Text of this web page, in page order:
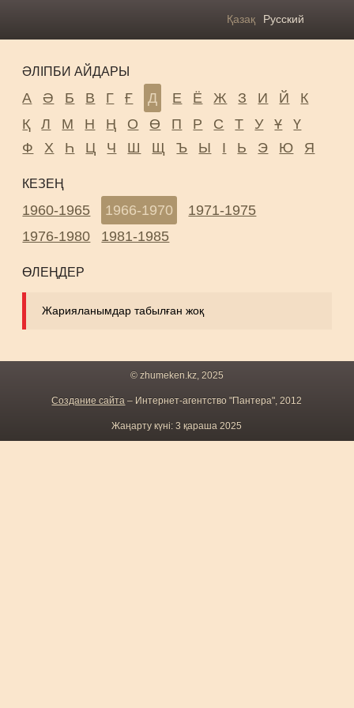
Қазақ Русский
ӘЛІПБИ АЙДАРЫ
А Ә Б В Г Ғ Д Е Ё Ж З И Й
К
Қ
Л М Н Ң О Ө П Р С Т У Ұ
Ү
Ф
Х Һ Ц Ч Ш Щ Ъ Ы І Ь Э Ю Я
КЕЗЕҢ
1960-1965 1966-1970
1971-1975
1976-1980
1981-1985
ӨЛЕҢДЕР
Жарияланымдар табылған жоқ
© zhumeken.kz, 2025
Создание сайта – Интернет-агентство "Пантера", 2012
Жаңарту күні: 3 қараша 2025